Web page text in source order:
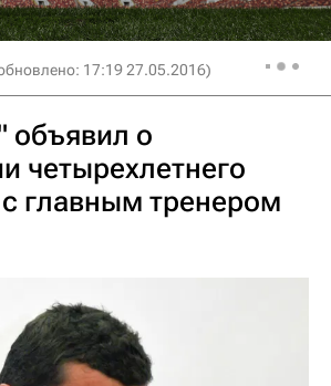
17:19 27.05.2016)
объявил о
четырехлетнего
с главным тренером